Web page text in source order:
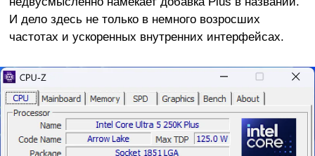
И дело здесь не только в немного возросших
частотах и ускоренных внутренних интерфейсах.